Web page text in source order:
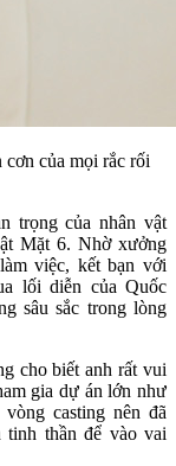
của mọi rắc rối
trọng của nhân vật
Mặt 6. Nhờ xưởng
việc, kết bạn với
lối diễn của Quốc
sâu sắc trong lòng
cho biết anh rất vui
gia dự án lớn như
casting nên đã
tinh thần để vào vai